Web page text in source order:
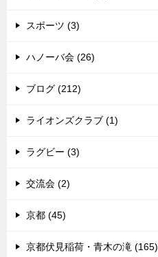
スポーツ (3)
ハノーバ会 (26)
ブログ (212)
ライオンズクラブ (1)
ラグビー (3)
交流会 (2)
京都 (45)
京都伏見稲荷・青木の滝 (165)